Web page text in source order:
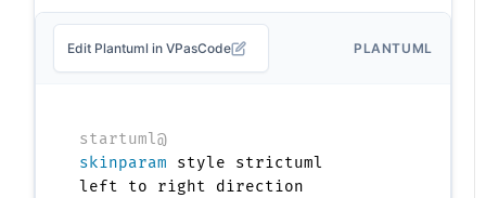
PLANTUML
Edit Plantuml in VPasCode
skinparam
style strictuml
left to right direction